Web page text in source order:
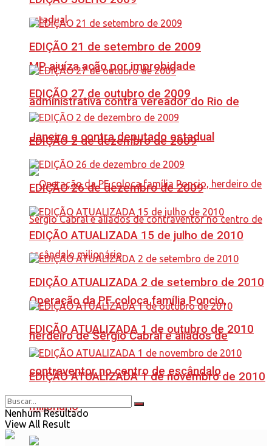
MP ajuíza ação por improbidade
administrativa contra vereador do Rio de
Janeiro e contra deputado estadual
Operação da PF coloca família Poncio,
herdeiro de Sérgio Cabral e aliados de
contraventor no centro de escândalo
milionário
EDIÇÃO 21 de setembro de 2009
EDIÇÃO 27 de outubro de 2009
EDIÇÃO 2 de dezembro de 2009
EDIÇÃO 26 de dezembro de 2009
EDIÇÃO ATUALIZADA 15 de julho de 2010
EDIÇÃO ATUALIZADA 2 de setembro de 2010
EDIÇÃO ATUALIZADA 1 de outubro de 2010
EDIÇÃO ATUALIZADA 1 de novembro de 2010
Nenhum Resultado
View All Result